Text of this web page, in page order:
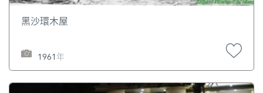
黑沙環木屋
1961年